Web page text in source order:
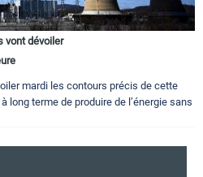
vont dévoiler
mardi les contours précis de cette
long terme de produire de l’énergie sans